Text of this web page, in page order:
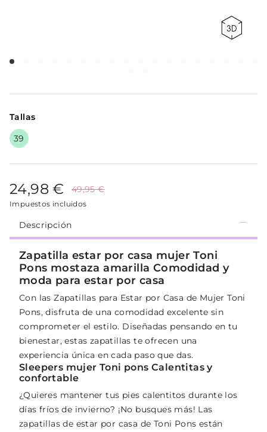
Tallas
39
24,98 € 49,95 €
Impuestos incluidos
Descripción
Zapatilla estar por casa mujer Toni
Pons mostaza amarilla Comodidad y
moda para estar por casa
Con las Zapatillas para Estar por Casa de Mujer Toni
Pons, disfruta de una comodidad excelente sin
comprometer el estilo. Diseñadas pensando en tu
bienestar, estas zapatillas te ofrecen una
experiencia única en cada paso que das.
Sleepers mujer Toni pons Calentitas y
confortable
¿Quieres mantener tus pies calentitos durante los
días fríos de invierno? ¡No busques más! Las
zapatillas de estar por casa de Toni Pons están